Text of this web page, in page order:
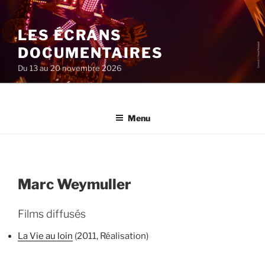
au
contenu
principal
LES ÉCRANS
DOCUMENTAIRES
Du 13 au 20 novembre 2026
Menu
Marc Weymuller
Films diffusés
La Vie au loin (2011, Réalisation)